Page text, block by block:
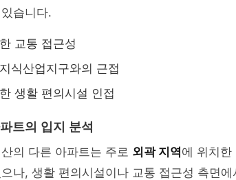
습니다.
교통 접근성
식산업지구와의 근접
생활 편의시설 인접
트의 입지 분석
의 다른 아파트는 주로 외곽 지역에 위치한
나, 생활 편의시설이나 교통 접근성 측면